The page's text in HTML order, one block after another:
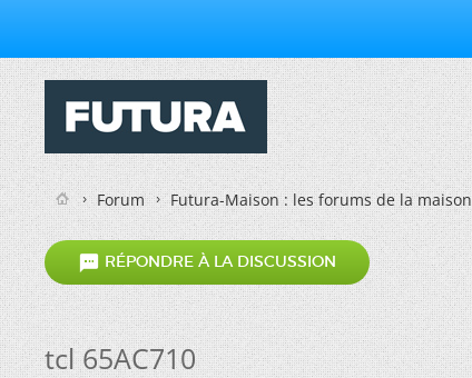
Forum Futura-Maison : les forums de la maison
 RÉPONDRE À LA DISCUSSION
tcl 65AC710